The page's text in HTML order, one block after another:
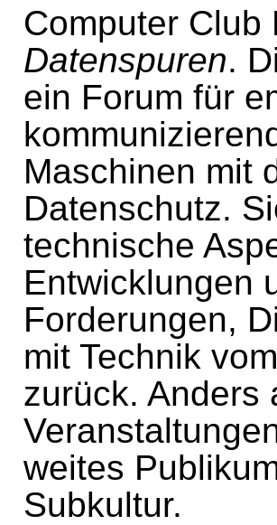
Computer Club
Datenspuren.
ein Forum für
Maschinen mit
Datenschutz.
technische
Entwicklungen
Forderungen,
mit Technik
zurück. Anders
weites
Subkultur.